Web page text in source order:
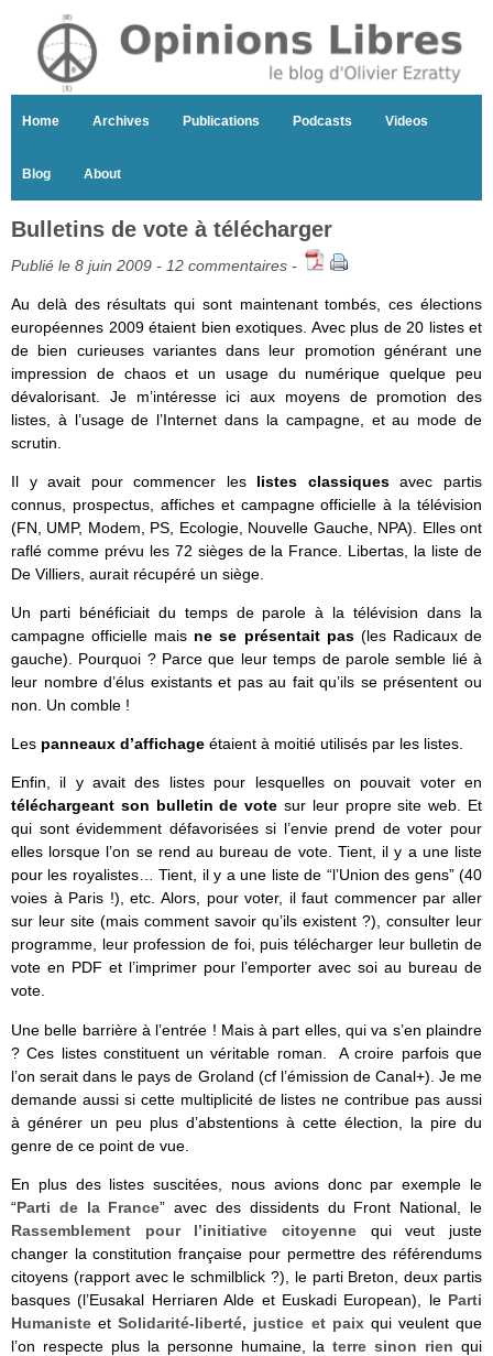
Home Archives Publications Podcasts Videos
Blog About
Bulletins de vote à télécharger
Publié le 8 juin 2009 - 12 commentaires -
Au delà des résultats qui sont maintenant tombés, ces élections
européennes 2009 étaient bien exotiques. Avec plus de 20 listes et
de bien curieuses variantes dans leur promotion générant une
impression de chaos et un usage du numérique quelque peu
dévalorisant. Je m’intéresse ici aux moyens de promotion des
listes, à l’usage de l’Internet dans la campagne, et au mode de
scrutin.
Il y avait pour commencer les listes classiquesavec partis
connus, prospectus, affiches et campagne officielle à la télévision
(FN, UMP, Modem, PS, Ecologie, Nouvelle Gauche, NPA). Elles ont
raflé comme prévu les 72 sièges de la France. Libertas, la liste de
De Villiers, aurait récupéré un siège.
Un parti bénéficiait du temps de parole à la télévision dans la
campagne officielle mais ne se présentait pas(les Radicaux de
gauche). Pourquoi ? Parce que leur temps de parole semble lié à
leur nombre d’élus existants et pas au fait qu’ils se présentent ou
non. Un comble !
Les panneaux d’affichage étaient à moitié utilisés par les listes.
Enfin, il y avait des listes pour lesquelles on pouvait voter en
téléchargeant son bulletin de vote sur leur propre site web. Et
qui sont évidemment défavorisées si l’envie prend de voter pour
elles lorsque l’on se rend au bureau de vote. Tient, il y a une liste
pour les royalistes… Tient, il y a une liste de “l’Union des gens” (40
voies à Paris !), etc. Alors, pour voter, il faut commencer par aller
sur leur site (mais comment savoir qu’ils existent ?), consulter leur
programme, leur profession de foi, puis télécharger leur bulletin de
vote en PDF et l’imprimer pour l’emporter avec soi au bureau de
vote.
Une belle barrière à l’entrée ! Mais à part elles, qui va s’en plaindre
? Ces listes constituent un véritable roman. A croire parfois que
l’on serait dans le pays de Groland (cf l’émission de Canal+). Je me
demande aussi si cette multiplicité de listes ne contribue pas aussi
à générer un peu plus d’abstentions à cette élection, la pire du
genre de ce point de vue.
En plus des listes suscitées, nous avions donc par exemple le
“Parti de la France” avec des dissidents du Front National, le
Rassemblement pour l’initiative citoyenne qui veut juste
changer la constitution française pour permettre des référendums
citoyens (rapport avec le schmilblick ?), le parti Breton, deux partis
basques (l’Eusakal Herriaren Alde et Euskadi European), le Parti
Humaniste etSolidarité-liberté, justice et paixqui veulent que
l’on respecte plus la personne humaine, laterre sinon rien qui